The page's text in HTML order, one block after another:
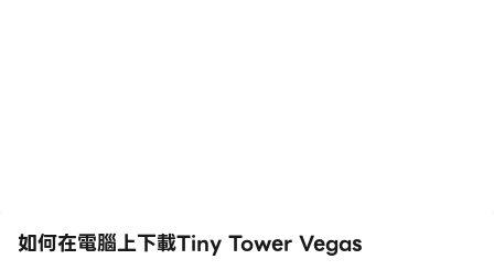
如何在電腦上下載Tiny Tower Vegas